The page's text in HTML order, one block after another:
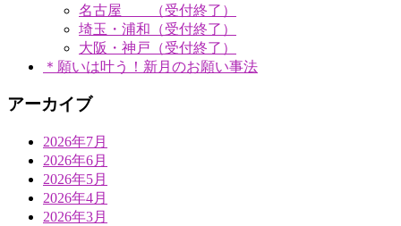
名古屋 （受付終了）
埼玉・浦和（受付終了）
大阪・神戸（受付終了）
＊願いは叶う！新月のお願い事法
アーカイブ
2026年7月
2026年6月
2026年5月
2026年4月
2026年3月